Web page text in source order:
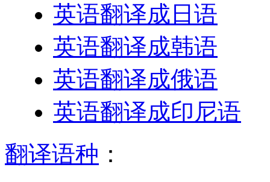
英语翻译成日语
英语翻译成韩语
英语翻译成俄语
英语翻译成印尼语
翻译语种 ：